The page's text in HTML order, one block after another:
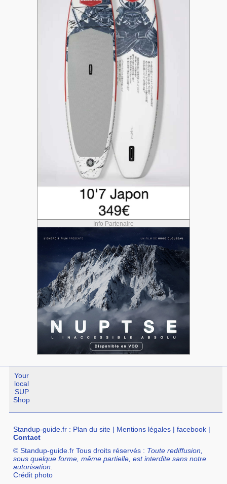
Info Partenaire
Your
local
SUP
Shop
Standup-guide.fr : Plan du site | Mentions légales |facebook |
Contact
© Standup-guide.fr Tous droits réservés : Toute rediffusion,
sous quelque forme, même partielle, est interdite sans notre
autorisation.
Crédit photo